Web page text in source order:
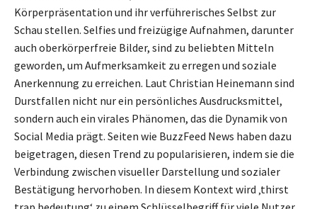
Körperpräsentation und ihr verführerisches Selbst zur
Schau stellen. Selfies und freizügige Aufnahmen, darunter
auch oberkörperfreie Bilder, sind zu beliebten Mitteln
geworden, um Aufmerksamkeit zu erregen und soziale
Anerkennung zu erreichen. Laut Christian Heinemann sind
Durstfallen nicht nur ein persönliches Ausdrucksmittel,
sondern auch ein virales Phänomen, das die Dynamik von
Social Media prägt. Seiten wie BuzzFeed News haben dazu
beigetragen, diesen Trend zu popularisieren, indem sie die
Verbindung zwischen visueller Darstellung und sozialer
Bestätigung hervorhoben. In diesem Kontext wird ‚thirst